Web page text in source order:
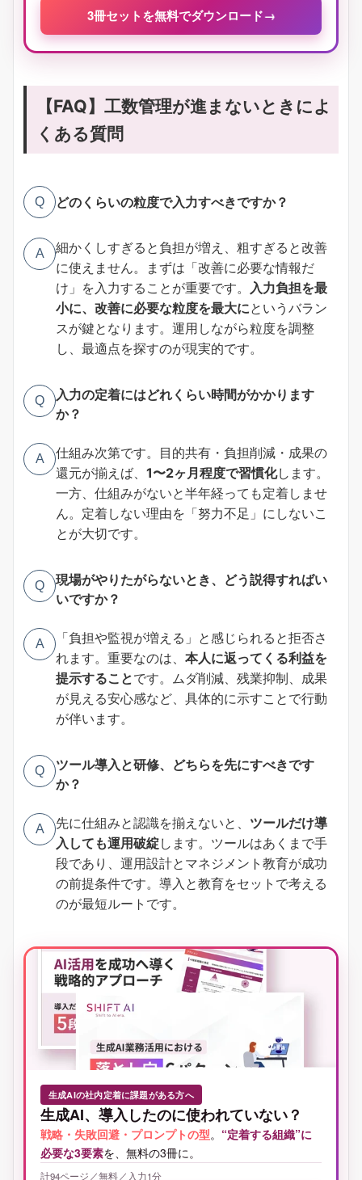
3冊セットを無料でダウンロード→
【FAQ】工数管理が進まないときによ
くある質問
Q どのくらいの粒度で入力すべきですか？
A
細かくしすぎると負担が増え、粗すぎると改善
に使えません。まずは「改善に必要な情報だ
け」を入力することが重要です。
入力負担を最
小に、改善に必要な粒度を最大にというバラン
スが鍵となります。運用しながら粒度を調整
し、最適点を探すのが現実的です。
Q
入力の定着にはどれくらい時間がかかります
か？
A
仕組み次第です。目的共有・負担削減・成果の
還元が揃えば、 1〜2ヶ月程度で習慣化します。
一方、仕組みがないと半年経っても定着しませ
ん。定着しない理由を「努力不足」にしないこ
とが大切です。
Q
現場がやりたがらないとき、どう説得すればい
いですか？
A
「負担や監視が増える」と感じられると拒否さ
れます。重要なのは、 本人に返ってくる利益を
提示することです。ムダ削減、残業抑制、成果
が見える安心感など、具体的に示すことで行動
が伴います。
Q
ツール導入と研修、どちらを先にすべきです
か？
A 先に仕組みと認識を揃えないと、 ツールだけ導
入しても運用破綻します。ツールはあくまで手
段であり、運用設計とマネジメント教育が成功
の前提条件です。導入と教育をセットで考える
のが最短ルートです。
生成AIの社内定着に課題がある方へ
生成AI、導入したのに使われていない？
戦略・失敗回避・プロンプトの型。 “定着する組織”に
必要な3要素を、無料の3冊に。
計94ページ／無料／入力1分